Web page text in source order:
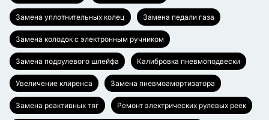
Замена уплотнительных колец Замена педали газа
Замена колодок с электронным ручником
Замена подрулевого шлейфа Калибровка пневмоподвески
Увеличение клиренса Замена пневмоамортизатора
Замена реактивных тяг Ремонт электрических рулевых реек